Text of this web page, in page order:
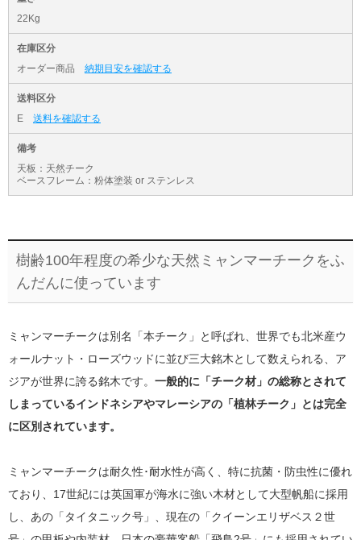
22Kg
在庫区分
オーダー商品 納期目安を確認する
送料区分
E 送料を確認する
備考
天板：天然チーク
ベースフレーム：粉体塗装 or ステンレス
樹齢100年程度の希少な天然ミャンマーチークをふ
んだんに使っています
ミャンマーチークは別名「本チーク」と呼ばれ、世界でも北米産ウ
ォールナット・ローズウッドに並び三大銘木として数えられる、ア
ジアが世界に誇る銘木です。 一般的に「チーク材」の総称とされて
しまっているインドネシアやマレーシアの「植林チーク」とは完全
に区別されています。
ミャンマーチークは耐久性･耐水性が高く、特に抗菌・防虫性に優れ
ており、17世紀には英国軍が海水に強い木材として大型帆船に採用
し、あの「タイタニック号」、現在の「クイーンエリザベス２世